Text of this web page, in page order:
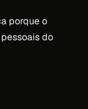
porque o
do